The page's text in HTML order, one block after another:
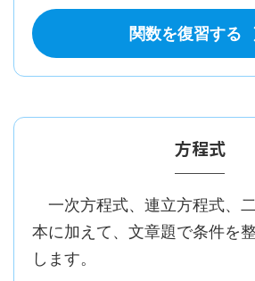
関数を復習する
方程式
一次方程式、連立方程式、
本に加えて、文章題で条件を
します。